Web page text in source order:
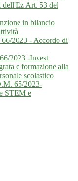
dell'Ez Art. 53 del
in bilancio
2023 - Accordo di
2023 -Invest.
e formazione alla
scolastico
65/2023-
STEM e